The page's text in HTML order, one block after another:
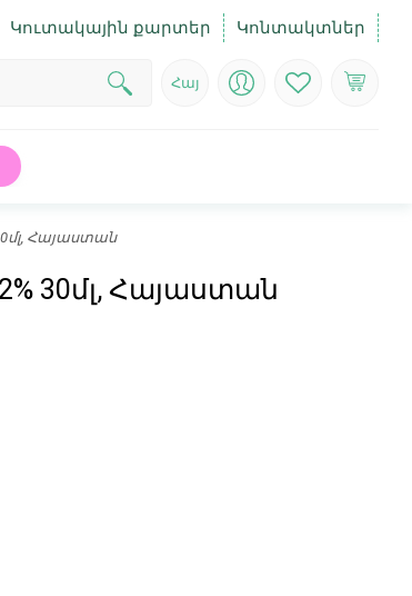
Կուտակային քարտեր Կոնտակտներ
Հայ
Հայաստան
30մլ, Հայաստան